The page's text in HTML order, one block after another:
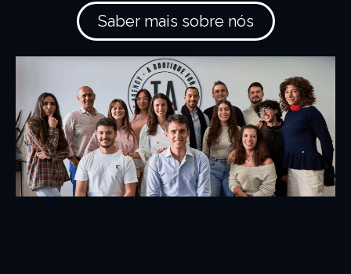
Saber mais sobre nós